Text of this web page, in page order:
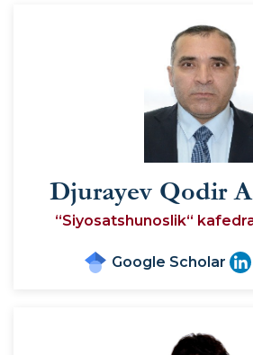
Djurayev Qodir
“Siyosatshunoslik“
Google Scholar